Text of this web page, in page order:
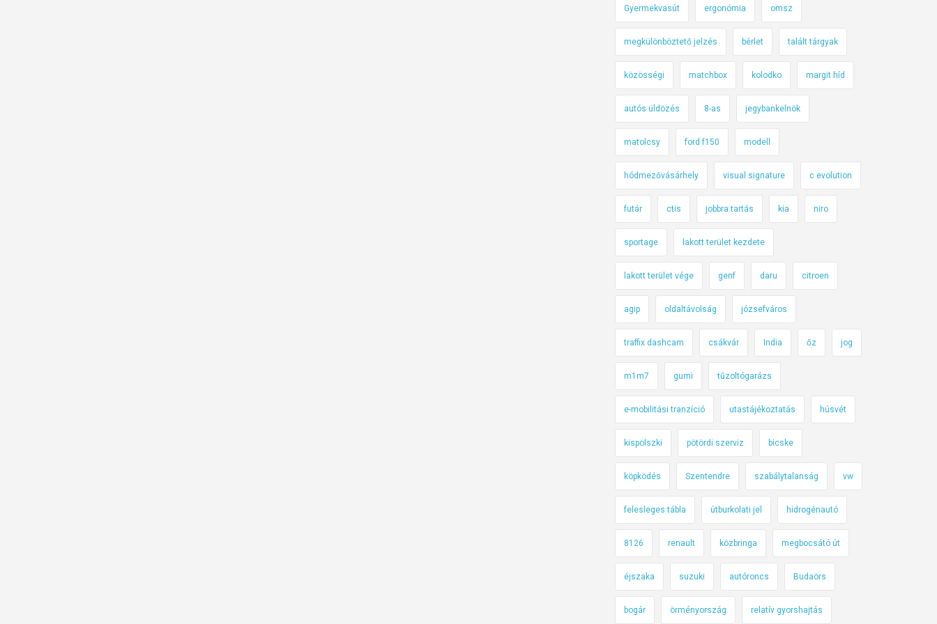
Gyermekvasút ergonómia omsz
megkülönböztető jelzés bérlet talált tárgyak
közösségi matchbox kolodko margit híd
autós üldözés 8-as jegybankelnök
matolcsy ford f150 modell
hódmezővásárhely visual signature c evolution
futár ctis jobbra tartás kia niro
sportage lakott terület kezdete
lakott terület vége genf daru citroen
agip oldaltávolság józsefváros
traffix dashcam csákvár India őz jog
m1m7 gumi tűzoltógarázs
e-mobilitási tranzíció utastájékoztatás húsvét
kispolszki pötördi szerviz bicske
köpködés Szentendre szabálytalanság vw
felesleges tábla útburkolati jel hidrogénautó
8126 renault közbringa megbocsátó út
éjszaka suzuki autóroncs Budaörs
bogár örményország relatív gyorshajtás